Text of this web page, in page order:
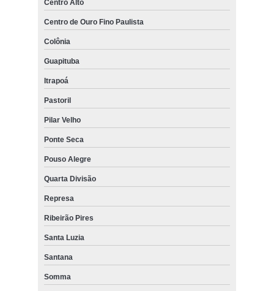
Centro Alto
Centro de Ouro Fino Paulista
Colônia
Guapituba
Itrapoá
Pastoril
Pilar Velho
Ponte Seca
Pouso Alegre
Quarta Divisão
Represa
Ribeirão Pires
Santa Luzia
Santana
Somma